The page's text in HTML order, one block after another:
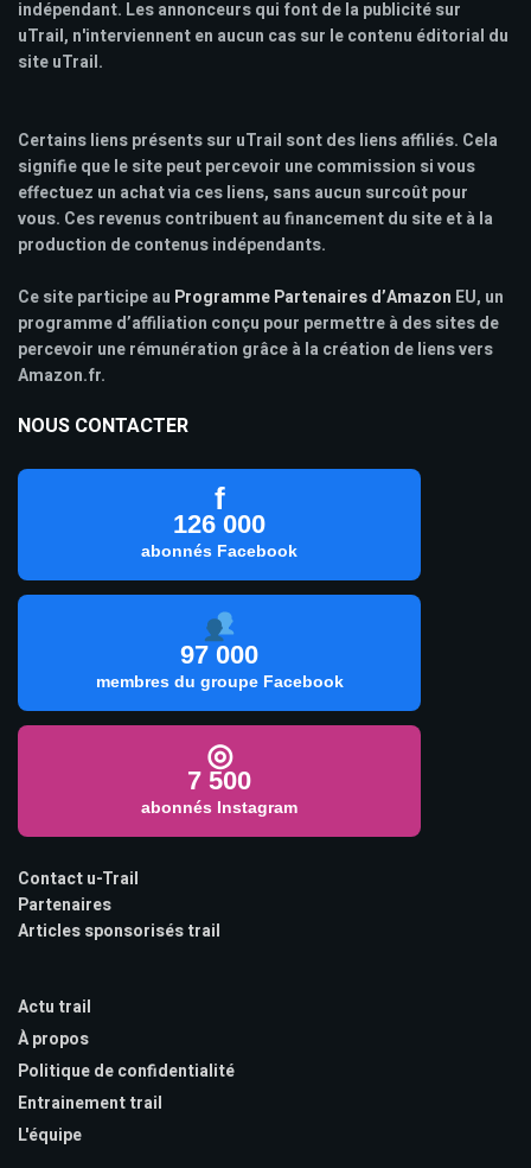
indépendant. Les annonceurs qui font de la publicité sur
uTrail, n'interviennent en aucun cas sur le contenu éditorial du
site uTrail.
Certains liens présents sur uTrail sont des liens affiliés. Cela
signifie que le site peut percevoir une commission si vous
effectuez un achat via ces liens, sans aucun surcoût pour
vous. Ces revenus contribuent au financement du site et à la
production de contenus indépendants.
Ce site participe au Programme Partenaires d’Amazon EU, un
programme d’affiliation conçu pour permettre à des sites de
percevoir une rémunération grâce à la création de liens vers
Amazon.fr.
NOUS CONTACTER
f
126 000
abonnés Facebook
97 000
membres du groupe Facebook
◎
7 500
abonnés Instagram
Contact u-Trail
Partenaires
Articles sponsorisés trail
Actu trail
À propos
Politique de confidentialité
Entrainement trail
L'équipe